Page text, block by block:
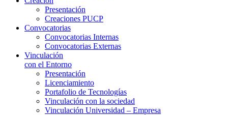
Presentación
Creaciones PUCP
Convocatorias
Convocatorias Internas
Convocatorias Externas
Vinculación
con el Entorno
Presentación
Licenciamiento
Portafolio de Tecnologías
Vinculación con la sociedad
Vinculación Universidad – Empresa